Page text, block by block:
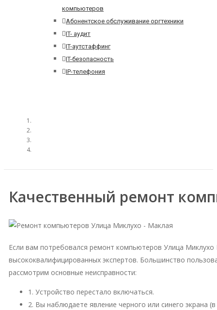
компьютеров
Абонентское обслуживание оргтехники
IT- аудит
IT-аутстаффинг
IT-безопасность
IP-телефония
Качественный ремонт
Если вам потребовался ремонт компьютеров Улица
высококвалифицированных экспертов. Большинство
рассмотрим основные неисправности:
1. Устройство перестало включаться.
2. Вы наблюдаете явление черного или синего экрана